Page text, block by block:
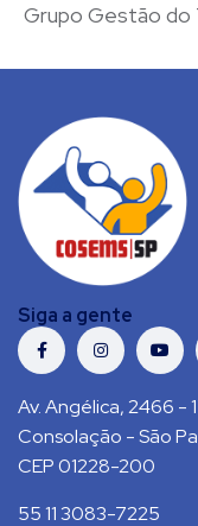
Grupo Gestão do
Siga a gente
Av. Angélica, 2466 -
Consolação - São
CEP 01228-200
55 11 3083-7225